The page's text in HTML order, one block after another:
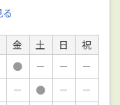
金 土 日
祝
● － －
－
－ ● －
－